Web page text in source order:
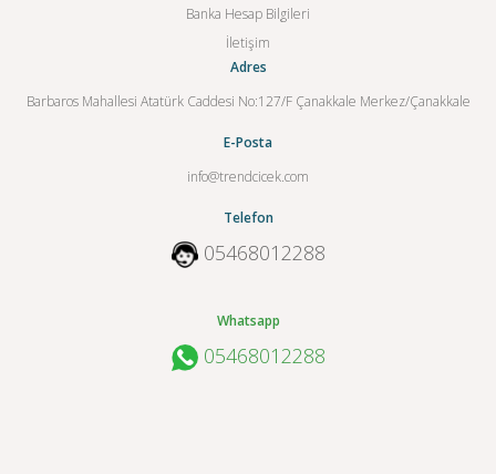
Banka Hesap Bilgileri
İletişim
Adres
Barbaros Mahallesi Atatürk Caddesi No:127/F Çanakkale Merkez/Çanakkale
E-Posta
info@trendcicek.com
Telefon
05468012288
Whatsapp
05468012288